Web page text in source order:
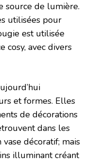
source de lumière.
utilisées pour
est utilisée
cosy, avec divers
et formes. Elles
de décorations
dans les
décoratif; mais
illuminant créant